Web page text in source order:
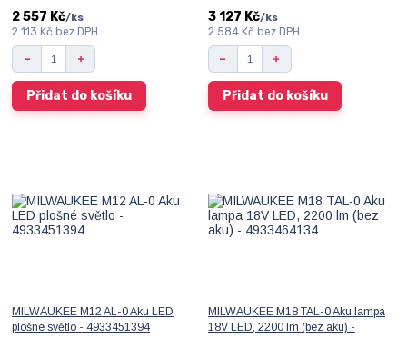
2 557 Kč/ks
2 113 Kč bez DPH
Přidat do košíku
3 127 Kč/ks
2 584 Kč bez DPH
Přidat do košíku
MILWAUKEE M12 AL-0 Aku LED
plošné světlo - 4933451394
MILWAUKEE M18 TAL-0 Aku lampa
18V LED, 2200 lm (bez aku) -